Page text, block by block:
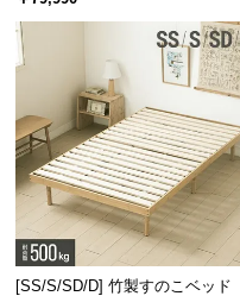
[SS/S/SD/D] 竹製すのこベッド